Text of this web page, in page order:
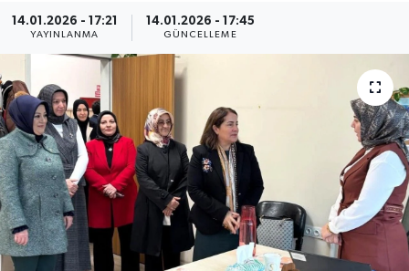
14.01.2026 - 17:21
YAYINLANMA
14.01.2026 - 17:45
GÜNCELLEME
Emlak
Gündem
Haber
Haber İlanlar
Kültür-Sanat
Magazin